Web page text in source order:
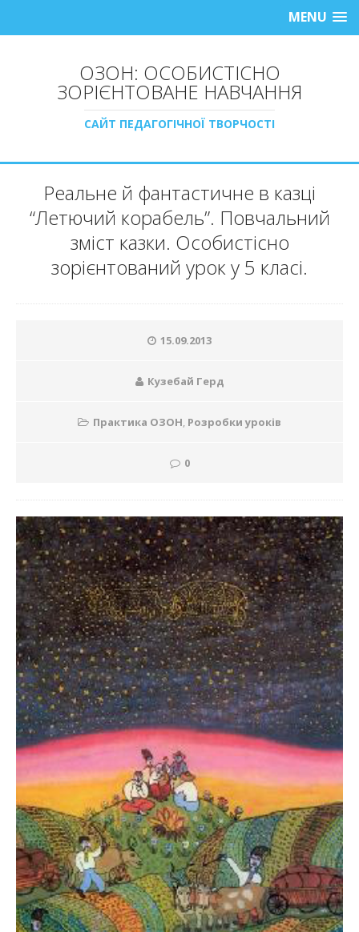
MENU
ОЗОН: ОСОБИСТІСНО
ЗОРІЄНТОВАНЕ НАВЧАННЯ
САЙТ ПЕДАГОГІЧНОЇ ТВОРЧОСТІ
Реальне й фантастичне в казці
“Летючий корабель”. Повчальний
зміст казки. Особистісно
зорієнтований урок у 5 класі.
15.09.2013
Кузебай Герд
Практика ОЗОН, Розробки уроків
0